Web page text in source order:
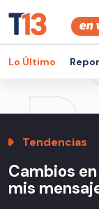
Lo Último
Tendencias
Cambios
mis